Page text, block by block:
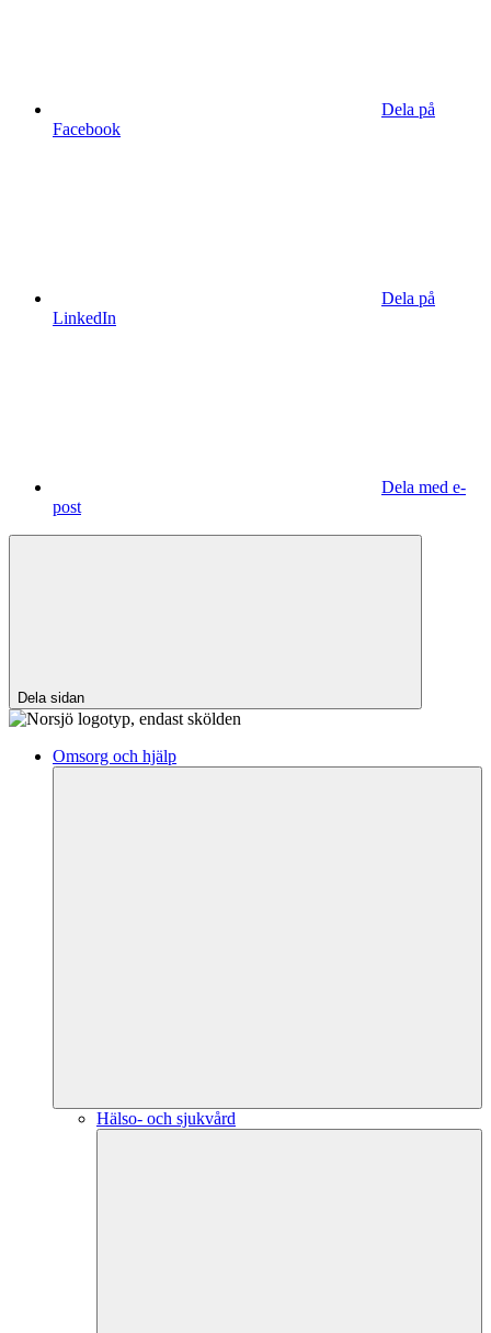
Dela på
Facebook
Dela på
LinkedIn
Dela med e-
post
Dela sidan
Omsorg och hjälp
Hälso- och sjukvård